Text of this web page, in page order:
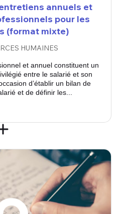
annuels et
pour les
(format mixte)
HUMAINES
et annuel constituent un
entre le salarié et son
d’établir un bilan de
et de définir les...